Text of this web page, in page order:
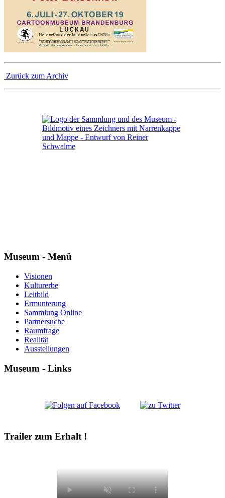
Zurück zum Archiv
Museum - Menü
Visionen
Kulturerbe
Leitbild
Ermunterung
Sammlung Online
Partnersuche
Raumfrage
Realität
Ausstellungen
Museum - Links
Trailer zum Erhalt !